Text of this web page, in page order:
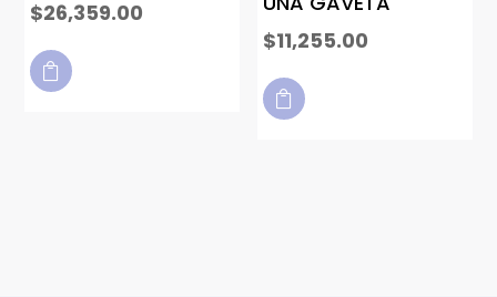
$26,359.00

$11,255.00
